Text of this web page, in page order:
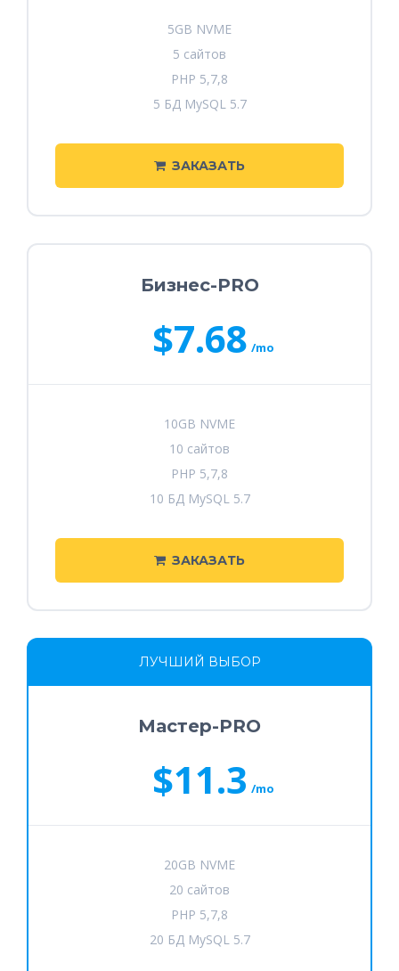
5GB NVME
5 сайтов
PHP 5,7,8
5 БД MySQL 5.7
ЗАКАЗАТЬ
Бизнес-PRO
$7.68 /mo
10GB NVME
10 сайтов
PHP 5,7,8
10 БД MySQL 5.7
ЗАКАЗАТЬ
ЛУЧШИЙ ВЫБОР
Мастер-PRO
$11.3 /mo
20GB NVME
20 сайтов
PHP 5,7,8
20 БД MySQL 5.7